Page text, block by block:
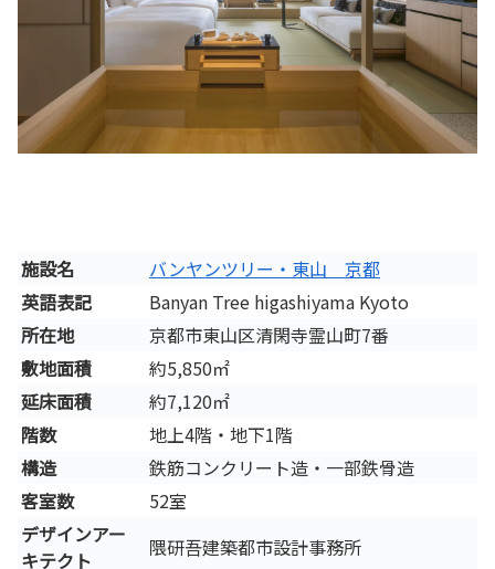
施設名
バンヤンツリー・東山 京都
英語表記
Banyan Tree higashiyama Kyoto
所在地
京都市東山区清閑寺霊山町7番
敷地面積
約5,850㎡
延床面積
約7,120㎡
階数
地上4階・地下1階
構造
鉄筋コンクリート造・一部鉄骨造
客室数
52室
デザインアー
キテクト
隈研吾建築都市設計事務所